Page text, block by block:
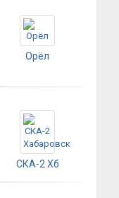
Орёл
СКА-2 Хб